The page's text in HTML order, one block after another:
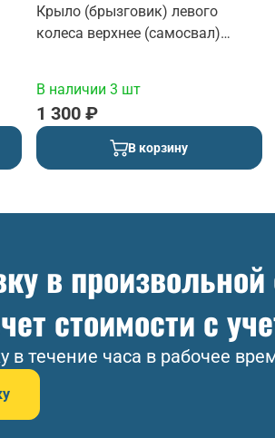
Крыло (брызговик) левого
колеса верхнее (самосвал)
В наличии 3 шт
1 300 ₽
В корзину
в
стоимости с
в течение часа в рабочее